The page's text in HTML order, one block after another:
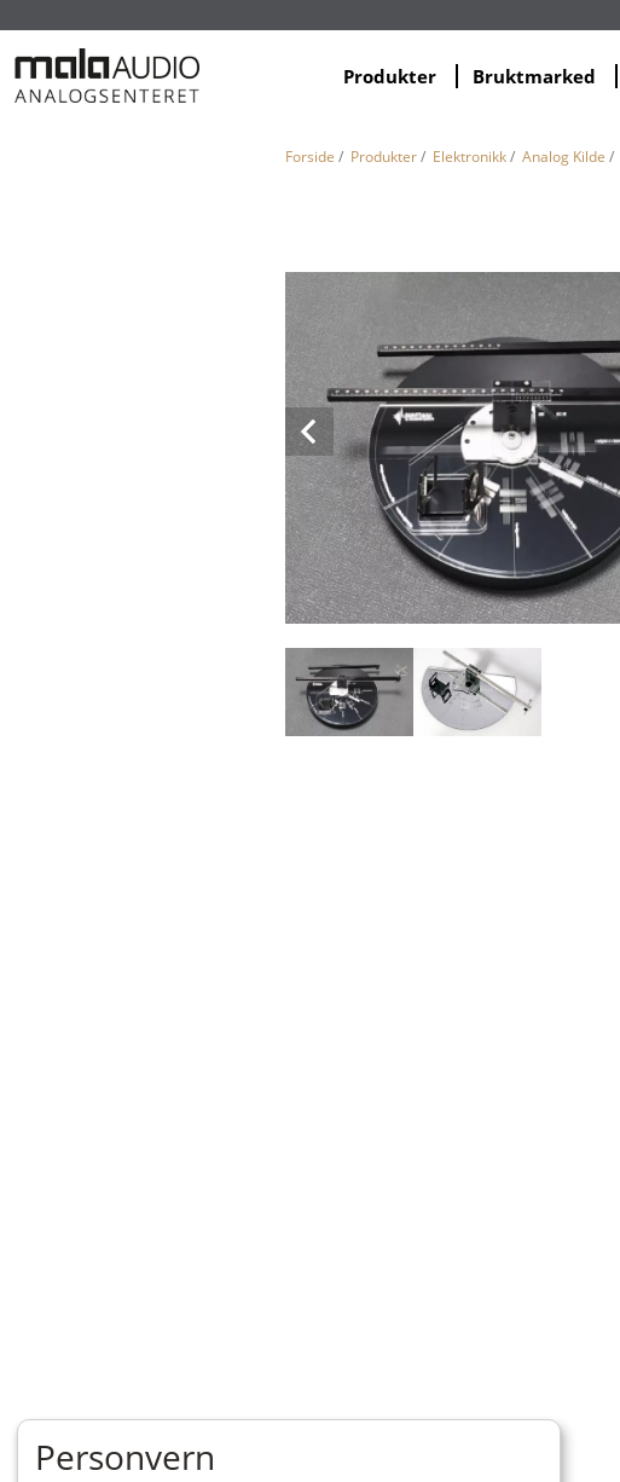
Produkter Bruktmarked
Forside / Produkter/ Elektronikk/ Analog Kilde /
Personvern